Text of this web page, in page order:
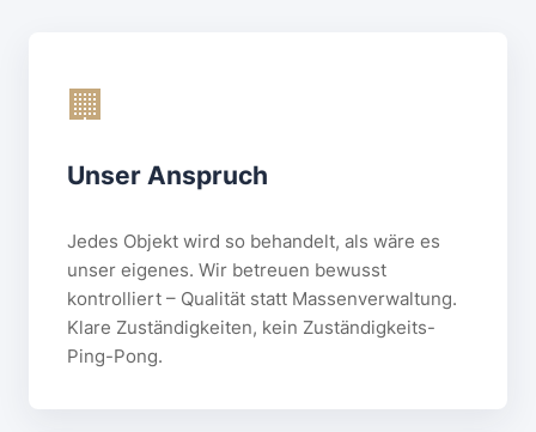
🏢
Unser Anspruch
Jedes Objekt wird so behandelt, als wäre es
unser eigenes. Wir betreuen bewusst
kontrolliert – Qualität statt Massenverwaltung.
Klare Zuständigkeiten, kein Zuständigkeits-
Ping-Pong.